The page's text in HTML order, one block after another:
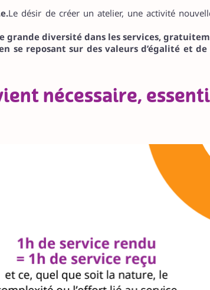
Le désir de créer un atelier, une activité
grande diversité dans les services,
se reposant sur des valeurs d’égalité et
nécessaire,